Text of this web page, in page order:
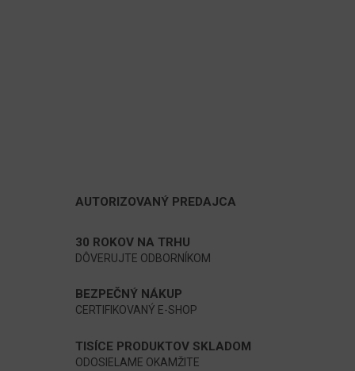
AUTORIZOVANÝ PREDAJCA
30 ROKOV NA TRHU
DÔVERUJTE ODBORNÍKOM
BEZPEČNÝ NÁKUP
CERTIFIKOVANÝ E-SHOP
TISÍCE PRODUKTOV SKLADOM
ODOSIELAME OKAMŽITE